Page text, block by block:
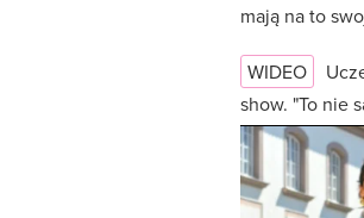
mają na to
WIDEO
show. "To nie